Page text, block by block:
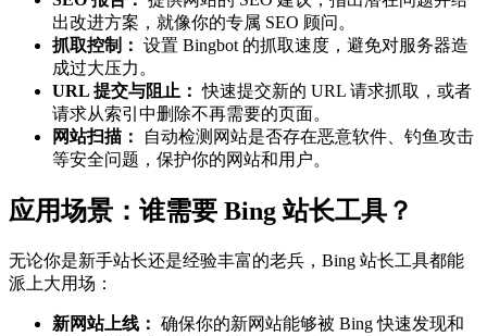
出改进方案，就像你的专属 SEO 顾问。
抓取控制： 设置 Bingbot 的抓取速度，避免对服务器造
成过大压力。
URL 提交与阻止： 快速提交新的 URL 请求抓取，或者
请求从索引中删除不再需要的页面。
网站扫描：
自动检测网站是否存在恶意软件、钓鱼攻击
等安全问题，保护你的网站和用户。
应用场景：谁需要 Bing 站长工具？
无论你是新手站长还是经验丰富的老兵，Bing 站长工具都能
派上大用场：
新网站上线： 确保你的新网站能够被 Bing 快速发现和